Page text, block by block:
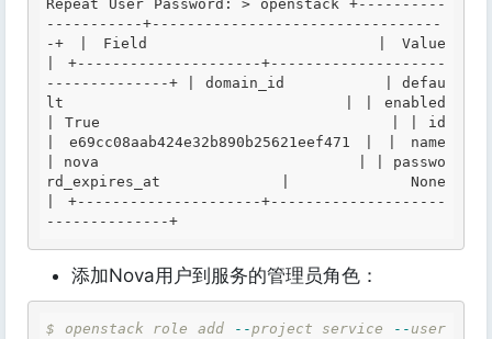
Repeat
User Password : > openstack +----------
-----------+---------------------------------
-+ | Field
Value
| +---------------------+--------------------
--------------+
| domain_id           | defau
lt                          |
| enabled
True
| id
| e69cc08aab424e32b890b25621eef471 |
| name
| nova                             |
| passwo
rd_expires_at |
None
| +---------------------+--------------------
--------------+
添加Nova用户到服务的管理员角色：
$ openstack role add - -project service - - user